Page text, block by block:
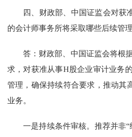
四、财政部、中国证监会对获
的会计师事务所将采取哪些后续管
答： 财政部、 中国证监会将根
求，对获准从事H股企业审计业务
管理，确保持续符合要求 ，推动其
业务。
一是持续条件审核。 推荐并非“